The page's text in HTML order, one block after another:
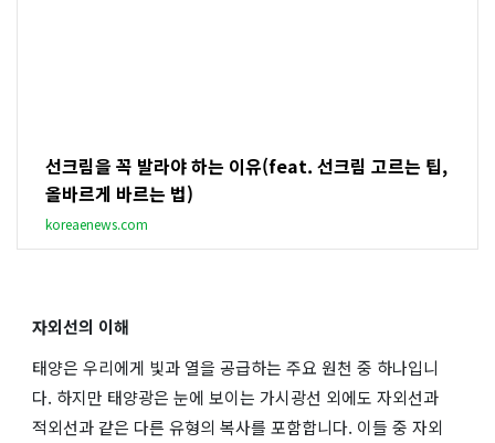
선크림을 꼭 발라야 하는 이유(feat. 선크림 고르는 팁,
올바르게 바르는 법)
koreaenews.com
자외선의 이해
태양은 우리에게 빛과 열을 공급하는 주요 원천 중 하나입니
다. 하지만 태양광은 눈에 보이는 가시광선 외에도 자외선과
적외선과 같은 다른 유형의 복사를 포함합니다. 이들 중 자외